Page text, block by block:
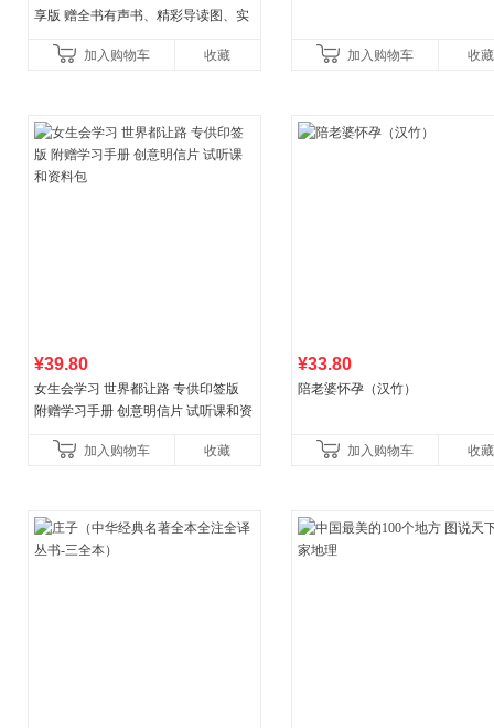
享版 赠全书有声书、精彩导读图、实
权益
加入购物车 收藏 加入购物车 收藏
¥39.80
女生会学习 世界都让路 专供印签版
附赠学习手册 创意明信片 试听课和资
加入购物车
收藏
¥33.80
陪老婆怀孕（汉竹）
加入购物车 收藏